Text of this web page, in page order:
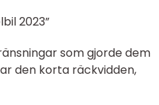
2023”
som gjorde dem
den korta räckvidden,